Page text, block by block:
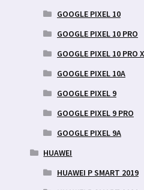
GOOGLE PIXEL 10
GOOGLE PIXEL 10 PRO
GOOGLE PIXEL 10 PRO
GOOGLE PIXEL 10A
GOOGLE PIXEL 9
GOOGLE PIXEL 9 PRO
GOOGLE PIXEL 9A
HUAWEI
HUAWEI P SMART 2019